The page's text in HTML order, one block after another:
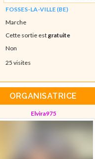
FOSSES-LA-VILLE (BE)
Marche
Cette sortie est gratuite
Non
25 visites
ORGANISATRICE
Elvira975